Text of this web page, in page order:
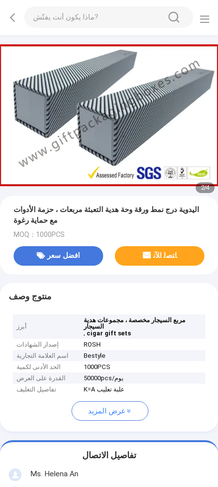
3/4
اليدوية درج نمط ورقة وحة هدية التعبئة مربعات ، حزمة الأدوات
مع حماية رغوة
MOQ：1000PCS
افضل سعر ﺎﺘﺼﻟ ﺍﻶﻧ
منتوج وصف
أبرز
مربع السيجار مخصصة ، مجموعات هدية
السيجار
, cigar gift sets
إصدار الشهادات
ROSH
اسم العلامة التجارية
Bestyle
الحد الأدنى لكمية
1000PCS
القدرة على العرض
50000pcs/يوم
تفاصيل التغليف
K=A علبة تعليب
عرض المزيد
تفاصيل الاتصال
Ms. Helena An